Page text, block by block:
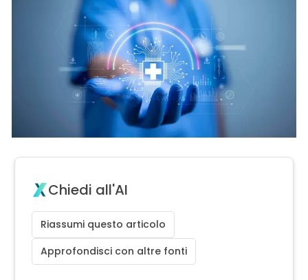
Chiedi all'AI
Riassumi questo articolo
Approfondisci con altre fonti